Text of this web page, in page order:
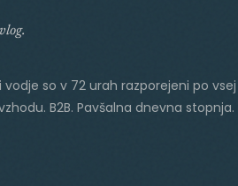
vodje so v 72 urah razporejeni po vsej
B2B. Pavšalna dnevna